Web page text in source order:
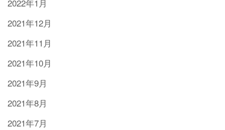
2022年1月
2021年12月
2021年11月
2021年10月
2021年9月
2021年8月
2021年7月